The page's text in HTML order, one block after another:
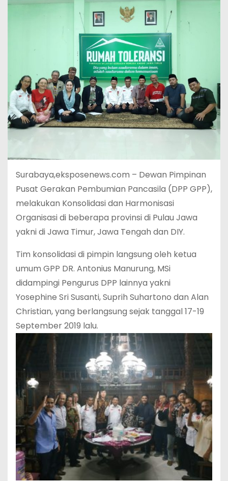
Surabaya,eksposenews.com – Dewan Pimpinan
Pusat Gerakan Pembumian Pancasila (DPP GPP),
melakukan Konsolidasi dan Harmonisasi
Organisasi di beberapa provinsi di Pulau Jawa
yakni di Jawa Timur, Jawa Tengah dan DIY.
Tim konsolidasi di pimpin langsung oleh ketua
umum GPP DR. Antonius Manurung, MSi
didampingi Pengurus DPP lainnya yakni
Yosephine Sri Susanti, Suprih Suhartono dan Alan
Christian, yang berlangsung sejak tanggal 17-19
September 2019 lalu.